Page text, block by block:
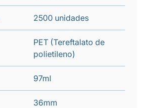
2500 unidades
PET (Tereftalato de
polietileno)
97ml
36mm